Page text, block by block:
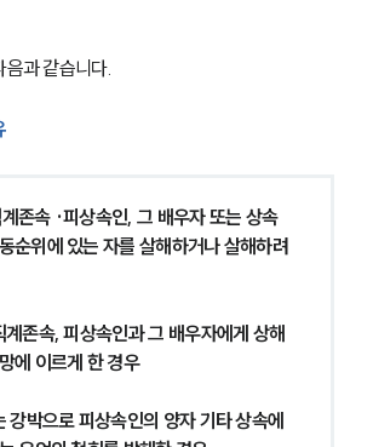
과 같습니다.
존속 ·피상속인, 그 배우자 또는 상속
순위에 있는 자를 살해하거나 살해하려
에 이르게 한 경우